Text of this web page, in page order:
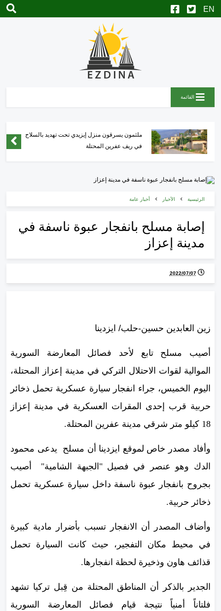
القائمة
ملثمون يسرقون منزل إيزيدي تحت تهديد بالسلاح
في ريف عفرين المحتلة
الرئيسية الأخبار أخبار عامة
إصابة مسلح بانفجار عبوة ناسفة في
مدينة إعزاز
07‏/07‏/2022
زين العابدين حسين-حلب/ ايزدينا
أصيب مسلح تابع لأحد فصائل المعارضة السورية
الموالية لقوات الاحتلال التركي في مدينة إعزاز المحتلة،
اليوم الخميس، جراء انفجار سيارة عسكرية تحمل ذخائر
حربية قرب إحدى المقرات العسكرية في مدينة إعزاز
18 كيلو متر شرقي مدينة عفرين المحتلة.
وأفاد مصدر خاص لموقع ايزدينا أن مسلح يدعى محمود
الدك وهو عنصر في فصيل "الجبهة الشامية" أصيب
بجروح بانفجار عبوة ناسفة داخل سيارة عسكرية تحمل
ذخائر حربية.
وأضاف المصدر أن الانفجار تسبب بأضرار مادية كبيرة
في محيط مكان التفجير، حيث كانت السيارة تحمل
قذائف هاون وذخيرة لحظة انفجارها.
الجدير بالذكر أن المناطق المحتلة من قِبل تركيا تشهد
فلتاناً أمنياً نتيجة قيام فصائل المعارضة السورية